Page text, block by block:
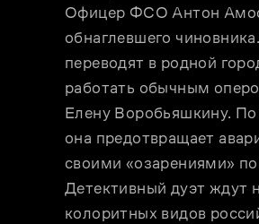
Офицер ФСО Антон
обнаглевшего
переводят в родной
работать обычным
Елену Воробьяшкину.
она предотвращает
своими «озарениями»
Детективный дуэт ждут
колоритных видов